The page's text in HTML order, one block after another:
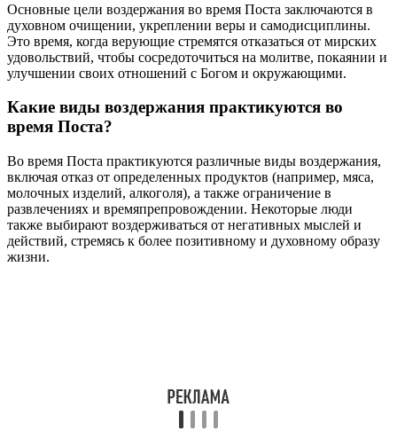
Основные цели воздержания во время Поста заключаются в
духовном очищении, укреплении веры и самодисциплины.
Это время, когда верующие стремятся отказаться от мирских
удовольствий, чтобы сосредоточиться на молитве, покаянии и
улучшении своих отношений с Богом и окружающими.
Какие виды воздержания практикуются во
время Поста?
Во время Поста практикуются различные виды воздержания,
включая отказ от определенных продуктов (например, мяса,
молочных изделий, алкоголя), а также ограничение в
развлечениях и времяпрепровождении. Некоторые люди
также выбирают воздерживаться от негативных мыслей и
действий, стремясь к более позитивному и духовному образу
жизни.